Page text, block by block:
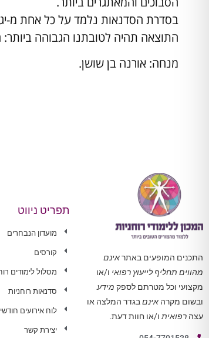
בסדרת הסדנאות נלמד על כל אחת מ-יג'
התוצאה תהיה לטובתנו הגבוהה
מנחה: אורנה בן שושן.
התכנים המופעים באתראינם
מהווים תחליף לייעוץ רפואי ו/או
מקצועי וכל מטרתם לספק מידע
ובשום מקרה אינםבגדר המלצה או
עצה רפואית ו/או חוות דעת.
תפריט ניווט
מועדון הנבחרים
קורסים
מסלול לימודים
סדנאות רוחניות
לוח אירועים חודשי
יצירת קשר